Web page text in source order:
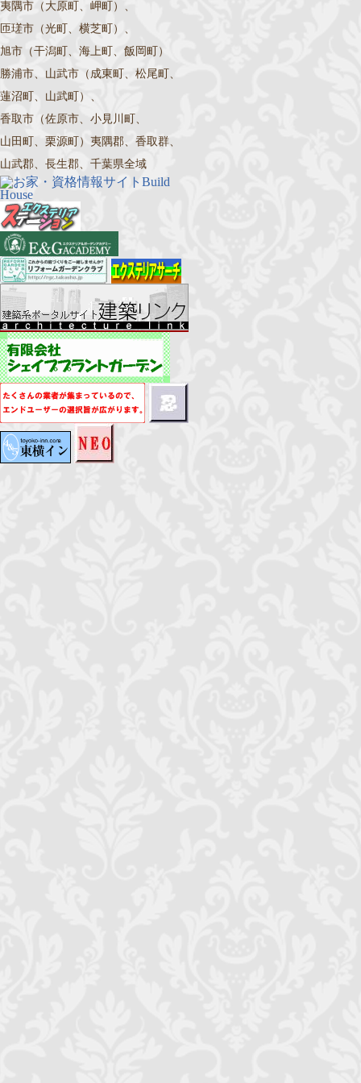
夷隅市（大原町、岬町）、
匝瑳市（光町、横芝町）、
旭市（干潟町、海上町、飯岡町）
勝浦市、山武市（成東町、松尾町、
蓮沼町、山武町）、
香取市（佐原市、小見川町、
山田町、栗源町）夷隅郡、香取群、
山武郡、長生郡、千葉県全域